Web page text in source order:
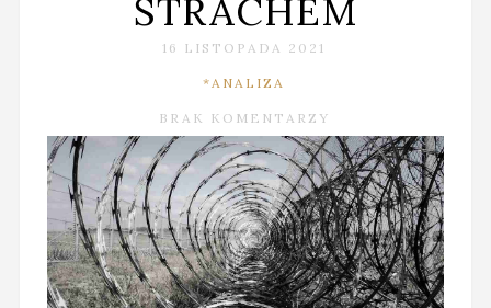
STRACHEM
16 LISTOPADA 2021
*ANALIZA
BRAK KOMENTARZY